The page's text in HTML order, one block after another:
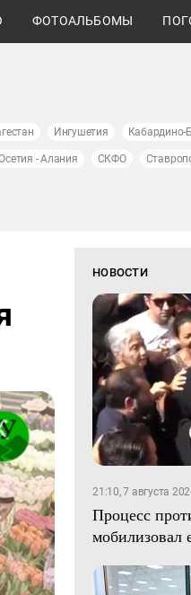
ФОТОАЛЬБОМЫ
Ингушетия Кабардино-
- Алания СКФО
НОВОСТИ
21:10, 7 августа
Процесс
мобилизовал